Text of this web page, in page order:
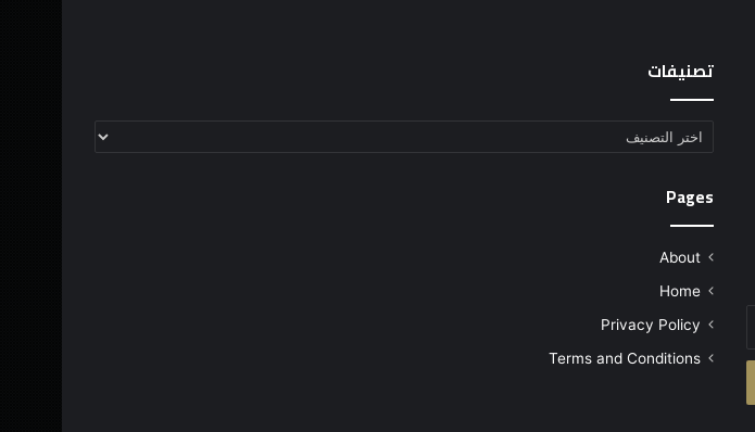
تصنيفات
تصنيفات
Pages
About
Home
Privacy Policy
Terms and Conditions